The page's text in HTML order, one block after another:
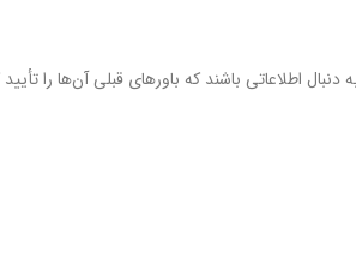
اطلاعاتی باشند که باورهای قبلی آن‌ها را تأیید